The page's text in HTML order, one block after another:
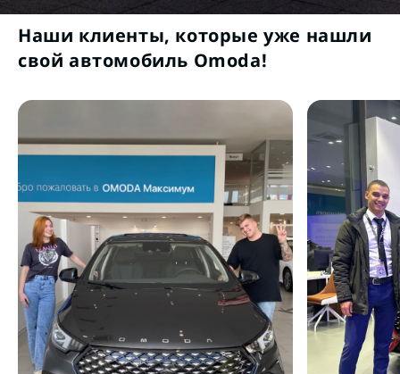
Наши клиенты, которые уже нашли
свой автомобиль Omoda!